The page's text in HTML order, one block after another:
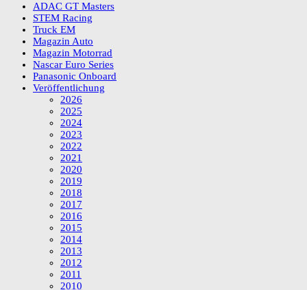
ADAC GT Masters
STEM Racing
Truck EM
Magazin Auto
Magazin Motorrad
Nascar Euro Series
Panasonic Onboard
Veröffentlichung
2026
2025
2024
2023
2022
2021
2020
2019
2018
2017
2016
2015
2014
2013
2012
2011
2010